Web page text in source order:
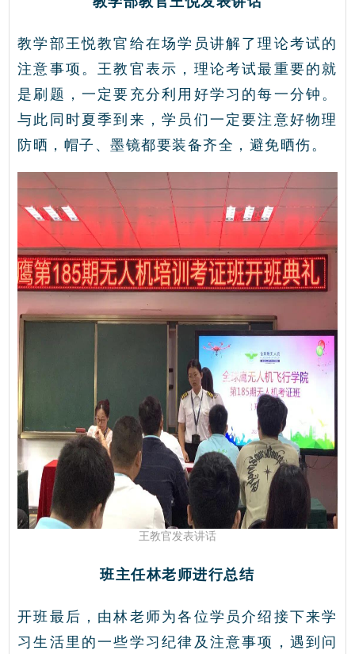
教学部王悦教官给在场学员讲解了理论考试的
注意事项。王教官表示，理论考试最重要的就
是刷题，一定要充分利用好学习的每一分钟。
与此同时夏季到来，学员们一定要注意好物理
防晒，帽子、墨镜都要装备齐全，避免晒伤。
王教官发表讲话
班主任林老师进行总结
开班最后，由林老师为各位学员介绍接下来学
习生活里的一些学习纪律及注意事项，遇到问